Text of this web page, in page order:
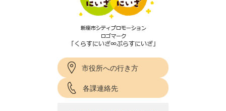
市役所への行き方
各課連絡先